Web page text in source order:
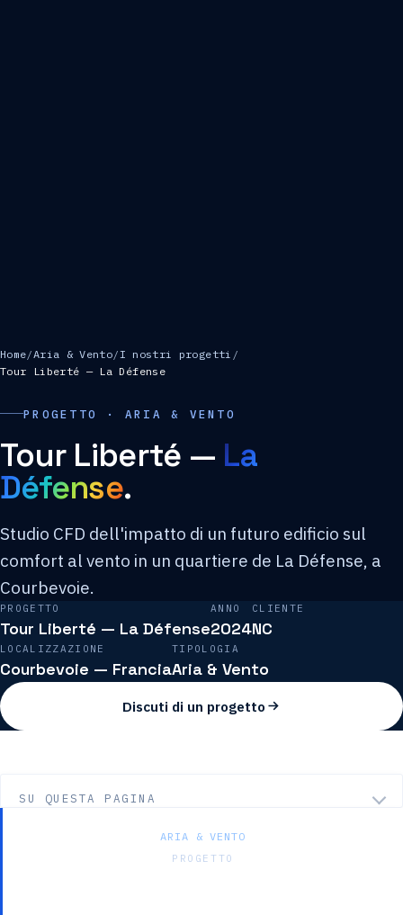
Home/Aria & Vento/I nostri progetti /
Tour Liberté — La Défense
PROGETTO · ARIA & VENTO
Tour Liberté — La
Défense.
Studio CFD dell'impatto di un futuro edificio sul
comfort al vento in un quartiere de La Défense, a
Courbevoie.
PROGETTO
Tour Liberté — La Défense
ANNO
2024
CLIENTE
NC
LOCALIZZAZIONE
Courbevoie — Francia
TIPOLOGIA
Aria & Vento
Discuti di un progetto
ARIA & VENTO
PROGETTO
SU QUESTA PAGINA